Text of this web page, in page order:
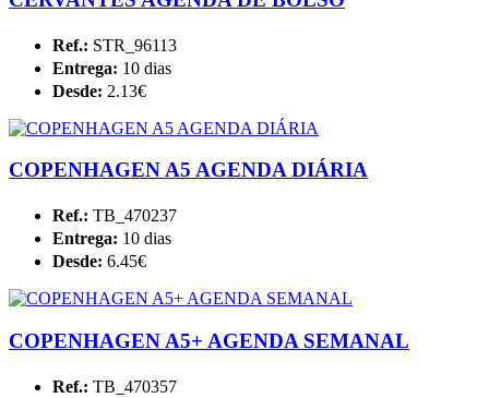
Ref.: STR_96113
Entrega: 10 dias
Desde: 2.13€
COPENHAGEN A5 AGENDA DIÁRIA
Ref.: TB_470237
Entrega: 10 dias
Desde: 6.45€
COPENHAGEN A5+ AGENDA SEMANAL
Ref.: TB_470357